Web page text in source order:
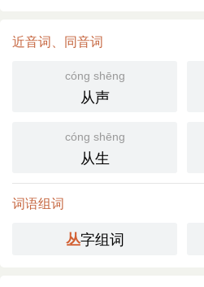
近音词、同音词
cóng shēng
从声
cóng shēng
从生
词语组词
丛字组词